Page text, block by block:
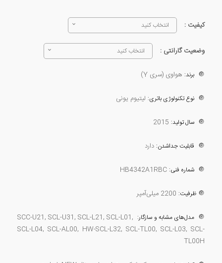
کیفیت : انتخاب کنید
وضعیت گارانتی : انتخاب کنید
🔘 برند: هواوی (سری Y)
🔘 نوع تکنولوژی باتری: لیتیوم یونی
🔘 سال تولید:
🔘 قابلیت جداشدن: دارد
🔘 شماره فنی:
🔘 ظرفیت:
🔘مدل‌های مشابه و سازگار: SCC-U21, SCL-U31, SCL-L21, SCL-L01,
SCL-L04, SCL-AL00, HW-SCL-L32, SCL-TL00, SCL-L03, SCL-
TL00H